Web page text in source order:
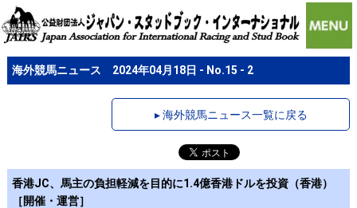
海外競馬ニュース 2024年04月18日 - No.15 - 2
▸ 海外競馬ニュース一覧に戻る
香港JC、馬主の負担軽減を目的に1.4億香港ドルを投資（香港）
［開催・運営］